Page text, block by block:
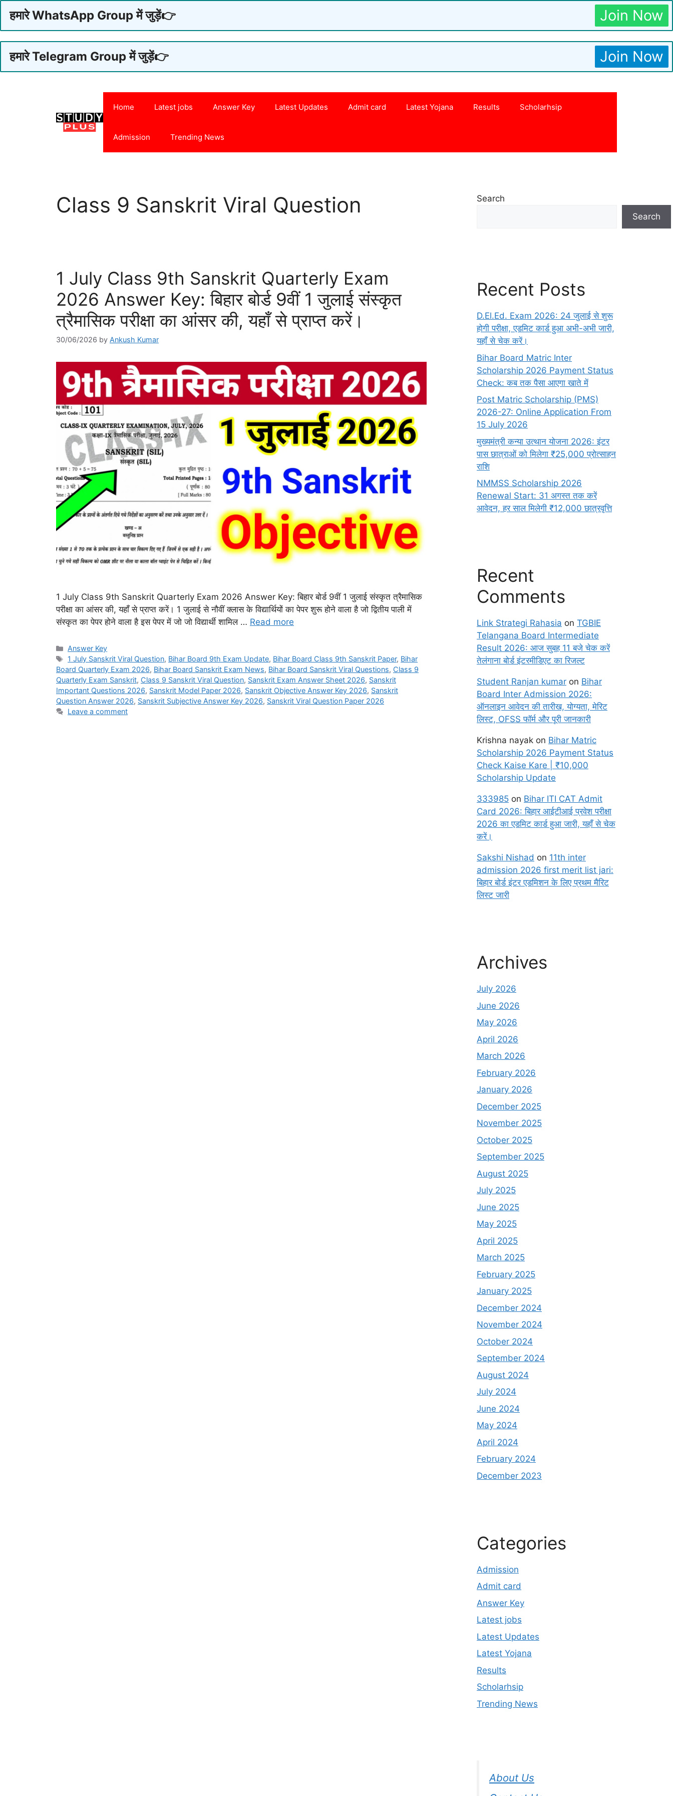
हमारे WhatsApp Group में जुड़ें👉 Join Now
हमारे Telegram Group में जुड़ें👉 Join Now
Home Latest jobs Answer Key Latest Updates Admit card Latest Yojana Results Scholarhsip
Admission Trending News
Class 9 Sanskrit Viral Question
1 July Class 9th Sanskrit Quarterly Exam
2026 Answer Key: बिहार बोर्ड 9वीं 1 जुलाई संस्कृत
त्रैमासिक परीक्षा का आंसर की, यहाँ से प्राप्त करें।
30/06/2026 by Ankush Kumar
1 July Class 9th Sanskrit Quarterly Exam 2026 Answer Key: बिहार बोर्ड 9वीं 1 जुलाई संस्कृत त्रैमासिक
परीक्षा का आंसर की, यहाँ से प्राप्त करें। 1 जुलाई से नौवीं क्लास के विद्यार्थियों का पेपर शुरू होने वाला है जो द्वितीय पाली में
संस्कृत का पेपर होने वाला है इस पेपर में जो जो विद्यार्थी शामिल … Read more
Categories
Answer Key
Tags
1 July Sanskrit Viral Question, Bihar Board 9th Exam Update, Bihar Board Class 9th Sanskrit Paper, Bihar
Board Quarterly Exam 2026, Bihar Board Sanskrit Exam News, Bihar Board Sanskrit Viral Questions, Class 9
Quarterly Exam Sanskrit, Class 9 Sanskrit Viral Question, Sanskrit Exam Answer Sheet 2026, Sanskrit
Important Questions 2026, Sanskrit Model Paper 2026, Sanskrit Objective Answer Key 2026, Sanskrit
Question Answer 2026, Sanskrit Subjective Answer Key 2026, Sanskrit Viral Question Paper 2026
Leave a comment
Search
Search
Recent Posts
D.El.Ed. Exam 2026: 24 जुलाई से शुरू
होगी परीक्षा, एडमिट कार्ड हुआ अभी-अभी जारी,
यहाँ से चेक करें।
Bihar Board Matric Inter
Scholarship 2026 Payment Status
Check: कब तक पैसा आएगा खाते में
Post Matric Scholarship (PMS)
2026-27: Online Application From
15 July 2026
मुख्यमंत्री कन्या उत्थान योजना 2026: इंटर
पास छात्राओं को मिलेगा ₹25,000 प्रोत्साहन
राशि
NMMSS Scholarship 2026
Renewal Start: 31 अगस्त तक करें
आवेदन, हर साल मिलेगी ₹12,000 छात्रवृत्ति
Recent
Comments
Link Strategi Rahasia on TGBIE
Telangana Board Intermediate
Result 2026: आज सुबह 11 बजे चेक करें
तेलंगाना बोर्ड इंटरमीडिएट का रिजल्ट
Student Ranjan kumar on Bihar
Board Inter Admission 2026:
ऑनलाइन आवेदन की तारीख, योग्यता, मेरिट
लिस्ट, OFSS फॉर्म और पूरी जानकारी
Krishna nayak on Bihar Matric
Scholarship 2026 Payment Status
Check Kaise Kare | ₹10,000
Scholarship Update
333985 on Bihar ITI CAT Admit
Card 2026: बिहार आईटीआई प्रवेश परीक्षा
2026 का एडमिट कार्ड हुआ जारी, यहाँ से चेक
करें।
Sakshi Nishad on 11th inter
admission 2026 first merit list jari:
बिहार बोर्ड इंटर एडमिशन के लिए प्रथम मैरिट
लिस्ट जारी
Archives
July 2026
June 2026
May 2026
April 2026
March 2026
February 2026
January 2026
December 2025
November 2025
October 2025
September 2025
August 2025
July 2025
June 2025
May 2025
April 2025
March 2025
February 2025
January 2025
December 2024
November 2024
October 2024
September 2024
August 2024
July 2024
June 2024
May 2024
April 2024
February 2024
December 2023
Categories
Admission
Admit card
Answer Key
Latest jobs
Latest Updates
Latest Yojana
Results
Scholarhsip
Trending News
About Us